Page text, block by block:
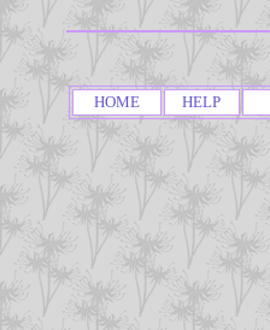
HOME HELP